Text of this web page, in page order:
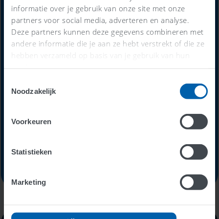
informatie over je gebruik van onze site met onze
partners voor social media, adverteren en analyse.
Deze partners kunnen deze gegevens combineren met
andere informatie die je aan ze hebt verstrekt of die ze
hebben verzameld op basis van je gebruik van hun
services.
Noodzakelijk
Voorkeuren
Statistieken
Marketing
Alles-in-één-prijs
€59